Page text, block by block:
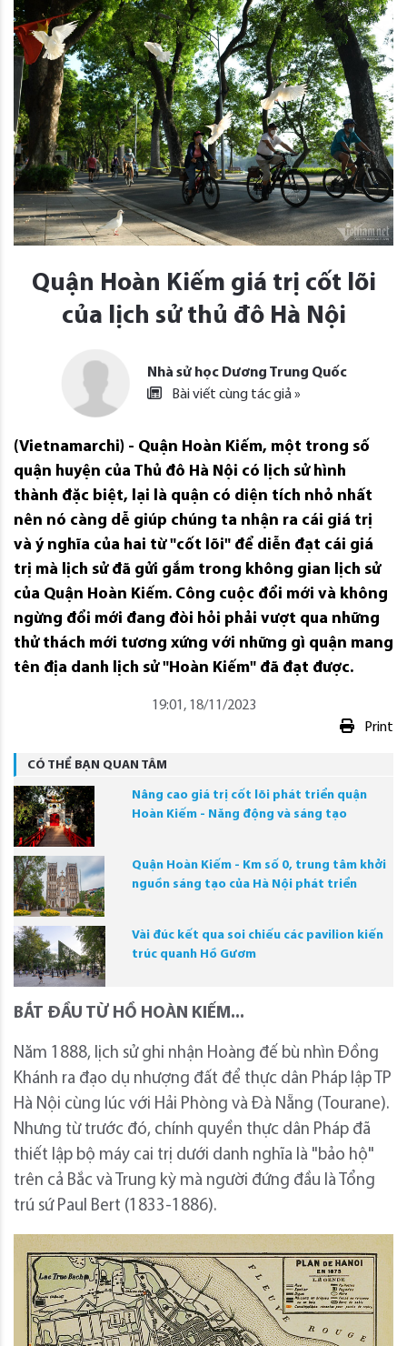
Quận Hoàn Kiếm giá trị cốt lõi
của lịch sử thủ đô Hà Nội
Nhà sử học Dương Trung Quốc
Bài viết cùng tác giả »
(Vietnamarchi) - Quận Hoàn Kiếm, một trong số
quận huyện của Thủ đô Hà Nội có lịch sử hình
thành đặc biệt, lại là quận có diện tích nhỏ nhất
nên nó càng dễ giúp chúng ta nhận ra cái giá trị
và ý nghĩa của hai từ "cốt lõi" để diễn đạt cái giá
trị mà lịch sử đã gửi gắm trong không gian lịch sử
của Quận Hoàn Kiếm. Công cuộc đổi mới và không
ngừng đổi mới đang đòi hỏi phải vượt qua những
thử thách mới tương xứng với những gì quận mang
tên địa danh lịch sử "Hoàn Kiếm" đã đạt được.
19:01, 18/11/2023
Print
CÓ THỂ BẠN QUAN TÂM
Nâng cao giá trị cốt lõi phát triển quận
Hoàn Kiếm - Năng động và sáng tạo
Quận Hoàn Kiếm - Km số 0, trung tâm khởi
nguồn sáng tạo của Hà Nội phát triển
Vài đúc kết qua soi chiếu các pavilion kiến
trúc quanh Hồ Gươm
BẮT ĐẦU TỪ HỒ HOÀN KIẾM...
Năm 1888, lịch sử ghi nhận Hoàng đế bù nhìn Đồng
Khánh ra đạo dụ nhượng đất để thực dân Pháp lập TP
Hà Nội cùng lúc với Hải Phòng và Đà Nẵng (Tourane).
Nhưng từ trước đó, chính quyền thực dân Pháp đã
thiết lập bộ máy cai trị dưới danh nghĩa là "bảo hộ"
trên cả Bắc và Trung kỳ mà người đứng đầu là Tổng
trú sứ Paul Bert (1833-1886).